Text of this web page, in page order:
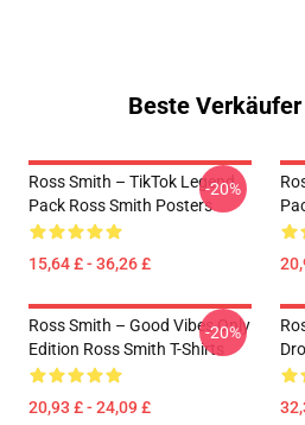
Beste
Ross Smith – TikTok Legend
Pack Ross Smith Posters
15,64 £ - 36,26 £
-20%
Ross Smith – Good Vibes Only
Edition Ross Smith T-Shirts
20,93 £ - 24,09 £
-20%